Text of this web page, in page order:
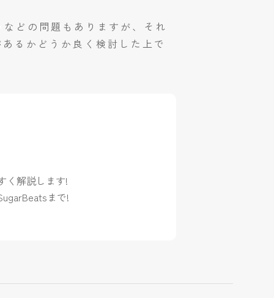
どの問題もありますが、それ
るかどうか良く検討した上で
く解説します!
まで!